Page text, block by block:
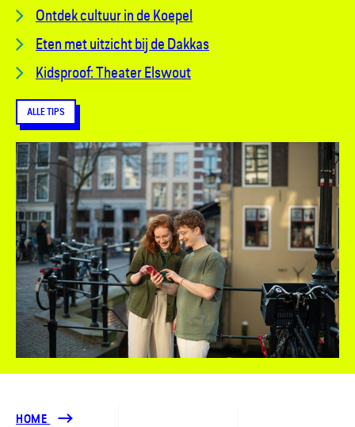
Ontdek cultuur in de Koepel
Eten met uitzicht bij de Dakkas
Kidsproof: Theater Elswout
ALLE TIPS
HOME